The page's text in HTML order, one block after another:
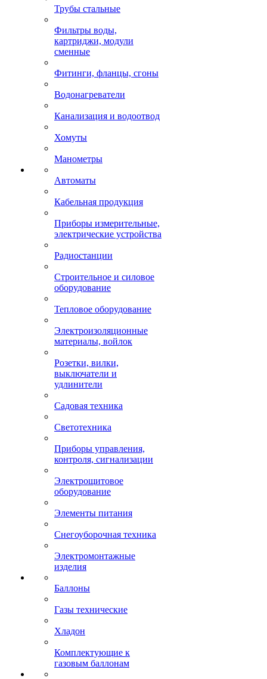
Трубы стальные
Фильтры воды,
картриджи, модули
сменные
Фитинги, фланцы, сгоны
Водонагреватели
Канализация и водоотвод
Хомуты
Манометры
Автоматы
Кабельная продукция
Приборы измерительные,
электрические устройства
Радиостанции
Строительное и силовое
оборудование
Тепловое оборудование
Электроизоляционные
материалы, войлок
Розетки, вилки,
выключатели и
удлинители
Садовая техника
Светотехника
Приборы управления,
контроля, сигнализации
Электрощитовое
оборудование
Элементы питания
Снегоуборочная техника
Электромонтажные
изделия
Баллоны
Газы технические
Хладон
Комплектующие к
газовым баллонам